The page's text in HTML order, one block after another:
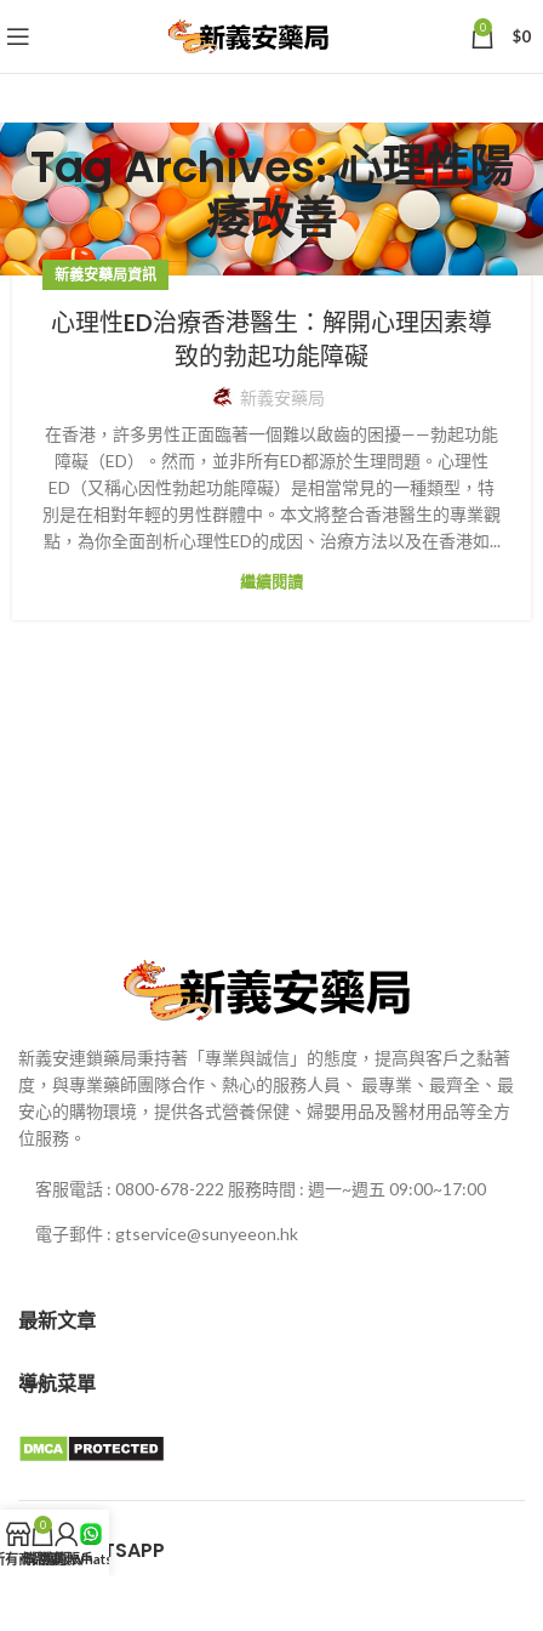
0 $0
Tag Archives: 心理性陽
痿改善
新義安藥局資訊
心理性ED治療香港醫生：解開心理因素導
致的勃起功能障礙
新義安藥局
在香港，許多男性正面臨著一個難以啟齒的困擾——勃起功能
障礙（ED）。然而，並非所有ED都源於生理問題。心理性
ED（又稱心因性勃起功能障礙）是相當常見的一種類型，特
別是在相對年輕的男性群體中。本文將整合香港醫生的專業觀
點，為你全面剖析心理性ED的成因、治療方法以及在香港如...
繼續閱讀
新義安連鎖藥局秉持著「專業與誠信」的態度，提高與客戶之黏著
度，與專業藥師團隊合作、熱心的服務人員、 最專業、最齊全、最
安心的購物環境，提供各式營養保健、婦嬰用品及醫材用品等全方
位服務。
客服電話 : 0800-678-222 服務時間 : 週一~週五 09:00~17:00
電子郵件 : gtservice@sunyeeon.hk
最新文章
導航菜單
客服WHATSAPP
有商品
0
購物車我的賬戶
客服WhatsApp